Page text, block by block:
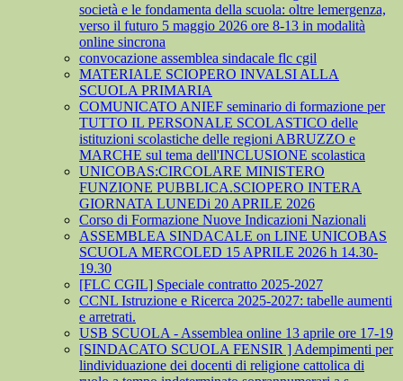
società e le fondamenta della scuola: oltre lemergenza,
verso il futuro 5 maggio 2026 ore 8-13 in modalità
online sincrona
convocazione assemblea sindacale flc cgil
MATERIALE SCIOPERO INVALSI ALLA
SCUOLA PRIMARIA
COMUNICATO ANIEF seminario di formazione per
TUTTO IL PERSONALE SCOLASTICO delle
istituzioni scolastiche delle regioni ABRUZZO e
MARCHE sul tema dell'INCLUSIONE scolastica
UNICOBAS:CIRCOLARE MINISTERO
FUNZIONE PUBBLICA.SCIOPERO INTERA
GIORNATA LUNEDi 20 APRILE 2026
Corso di Formazione Nuove Indicazioni Nazionali
ASSEMBLEA SINDACALE on LINE UNICOBAS
SCUOLA MERCOLED 15 APRILE 2026 h 14.30-
19.30
[FLC CGIL] Speciale contratto 2025-2027
CCNL Istruzione e Ricerca 2025-2027: tabelle aumenti
e arretrati.
USB SCUOLA - Assemblea online 13 aprile ore 17-19
[SINDACATO SCUOLA FENSIR ] Adempimenti per
lindividuazione dei docenti di religione cattolica di